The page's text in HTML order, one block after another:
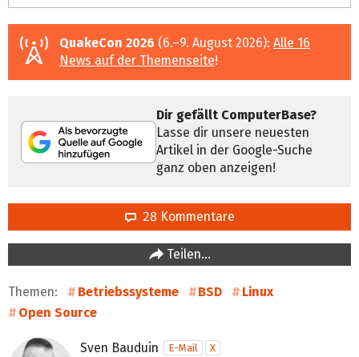
QuakeCon 2026 (6.–9. August 2026): Alle 16
News auf der Themenseite!
Dir gefällt ComputerBase?
Lasse dir unsere neuesten
Artikel in der Google-Suche
ganz oben anzeigen!
28 Kommentare
Teilen…
Themen: Betriebssysteme BSD
Linux
Open Source
Sven Bauduin E-Mail
X